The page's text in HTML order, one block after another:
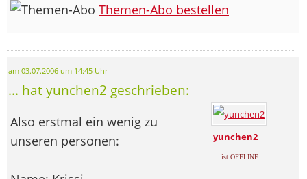
Themen-Abo bestellen
am 03.07.2006 um 14:45 Uhr
... hat yunchen2 geschrieben:
yunchen2
... ist OFFLINE
Also erstmal ein wenig zu
unseren personen: